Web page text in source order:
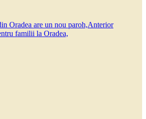
Oradea are un nou paroh,Anterior
familii la Oradea,